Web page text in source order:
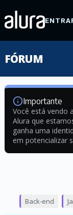
FÓRUM
Importante
Você está vendo
Alura que
ganha uma
em potencializar
Back-end